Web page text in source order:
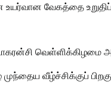
வேகத்தை
வெள்ளிக்கிழமை
முந்தைய வீழ்ச்சிக்குப்